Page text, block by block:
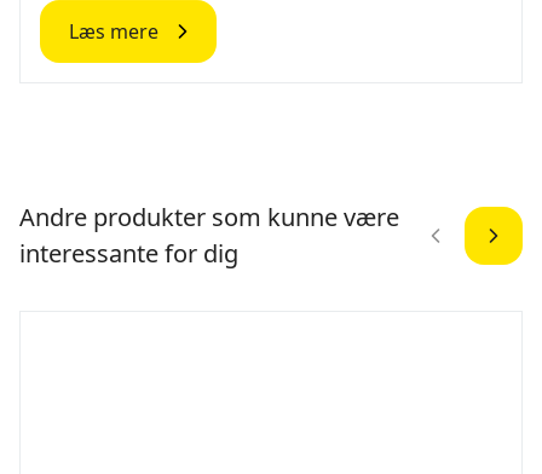
Læs mere
Andre produkter som kunne være
interessante for dig